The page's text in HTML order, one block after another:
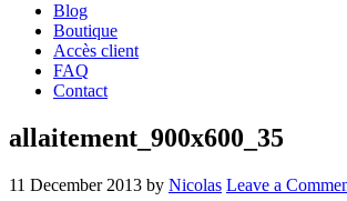
Blog
Boutique
Accès client
FAQ
Contact
allaitement_900x600_35
11 December 2013 by Nicolas Leave a